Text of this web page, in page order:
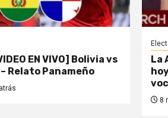
EN VIVO] Bolivia vs
Relato Panameño
La
8